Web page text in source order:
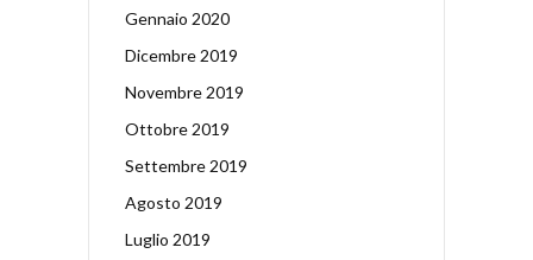
Gennaio 2020
Dicembre 2019
Novembre 2019
Ottobre 2019
Settembre 2019
Agosto 2019
Luglio 2019